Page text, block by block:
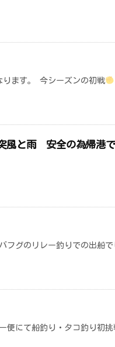
ます。 今シーズンの初戦
風と雨 安全の為帰港で
フグのリレー釣りでの出船で
便にて船釣り・タコ釣り初